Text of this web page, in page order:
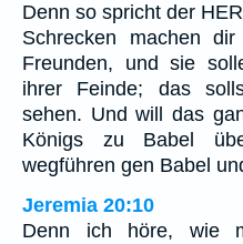
Denn so spricht der
Schrecken machen
Freunden, und sie
ihrer Feinde; das
sehen. Und will das
Königs zu Babel
wegführen gen Babel
Jeremia 20:10
Denn ich höre, wie